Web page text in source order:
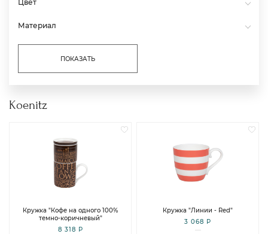
Цвет
Материал
ПОКАЗАТЬ
Koenitz
Кружка "Кофе на одного 100%
темно-коричневый"
8 318 Р
Кружка "Линии - Red"
3 068 Р